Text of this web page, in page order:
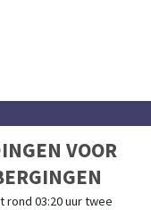
VOOR
rond 03:20 uur twee